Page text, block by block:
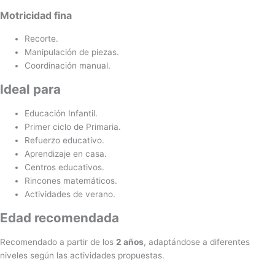
Motricidad fina
Recorte.
Manipulación de piezas.
Coordinación manual.
Ideal para
Educación Infantil.
Primer ciclo de Primaria.
Refuerzo educativo.
Aprendizaje en casa.
Centros educativos.
Rincones matemáticos.
Actividades de verano.
Edad recomendada
Recomendado a partir de los 2 años, adaptándose a diferentes
niveles según las actividades propuestas.